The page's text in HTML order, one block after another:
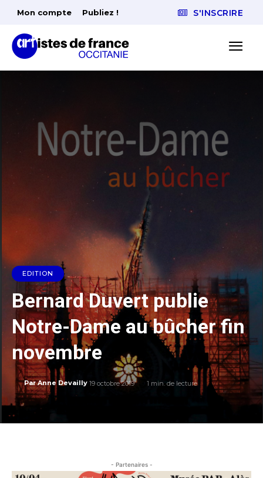
Mon compte Publiez ! S'INSCRIRE
EDITION
Bernard Duvert publie
Notre-Dame au bûcher fin
novembre
Par Anne Devailly 19 octobre 2019 1 min. de lecture
- Partenaires -